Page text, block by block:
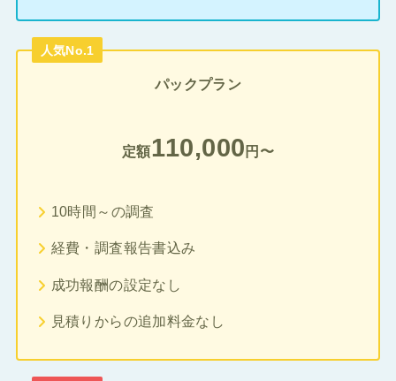
人気No.1
パックプラン
定額110,000 円〜
10時間～の調査
経費・調査報告書込み
成功報酬の設定なし
見積りからの追加料金なし